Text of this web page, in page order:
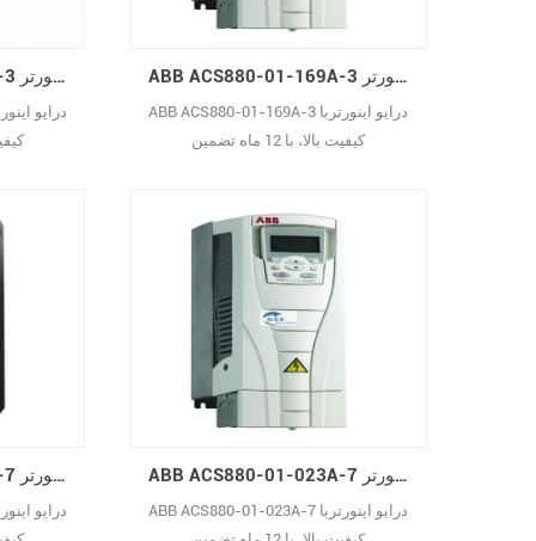
ABB ACS880-01-145A-3 درایو اینورتر AC
کیفیت
ABB ACS880-01-169A-3 درایو اینورتر AC
ABB ACS880-01-169A-3 درایو اینورتربا
کیفیت بالا، با 12 ماه تضمین
ABB ACS880-01-019A-7 درایو اینورتر AC ABB ACS880-01-023A-7 درایو اینورتر AC
ABB ACS880-01-023A-7 درایو اینورتربا